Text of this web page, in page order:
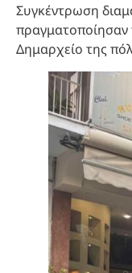
Συγκέντρωση
Δημαρχείο της